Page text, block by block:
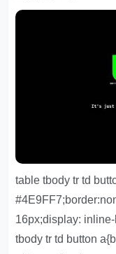
table tbody tr td
16px;display:
tbody tr td button